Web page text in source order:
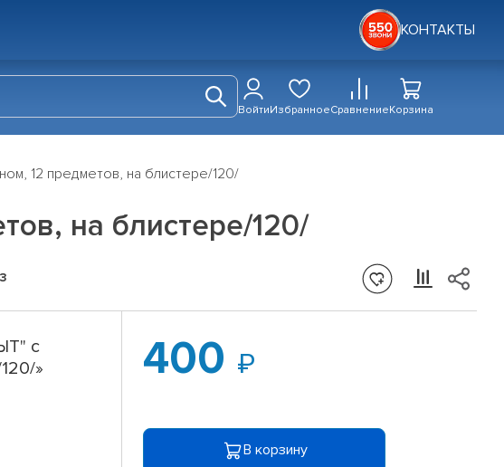
КОНТАКТЫ
ВойтиИзбранноеСравнениеКорзина
12 предметов, на блистере/120/
на блистере/120/
с
»
400
В корзину